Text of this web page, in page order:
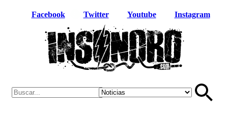
Facebook Twitter Youtube Instagram